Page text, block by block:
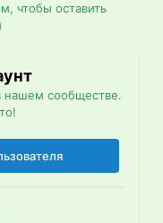
чтобы оставить
нашем сообществе.